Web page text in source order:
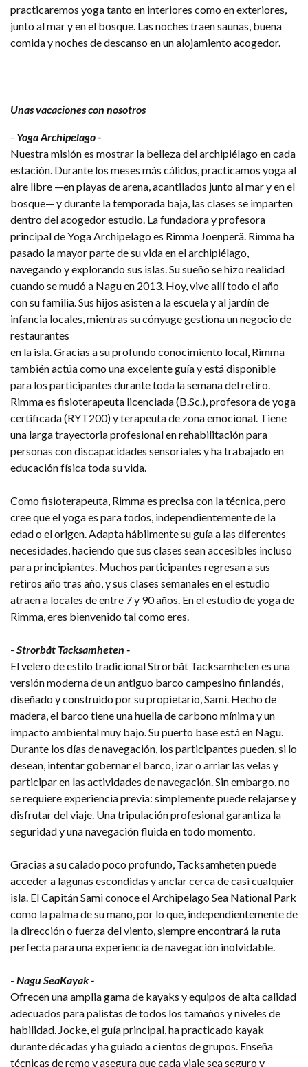
practicaremos yoga tanto en interiores como en exteriores,
junto al mar y en el bosque. Las noches traen saunas, buena
comida y noches de descanso en un alojamiento acogedor.
Unas vacaciones con nosotros
- Yoga Archipelago -
Nuestra misión es mostrar la belleza del archipiélago en cada
estación. Durante los meses más cálidos, practicamos yoga al
aire libre —en playas de arena, acantilados junto al mar y en el
bosque— y durante la temporada baja, las clases se imparten
dentro del acogedor estudio. La fundadora y profesora
principal de Yoga Archipelago es Rimma Joenperä. Rimma ha
pasado la mayor parte de su vida en el archipiélago,
navegando y explorando sus islas. Su sueño se hizo realidad
cuando se mudó a Nagu en 2013. Hoy, vive allí todo el año
con su familia. Sus hijos asisten a la escuela y al jardín de
infancia locales, mientras su cónyuge gestiona un negocio de
restaurantes
en la isla. Gracias a su profundo conocimiento local, Rimma
también actúa como una excelente guía y está disponible
para los participantes durante toda la semana del retiro.
Rimma es fisioterapeuta licenciada (B.Sc.), profesora de yoga
certificada (RYT200) y terapeuta de zona emocional. Tiene
una larga trayectoria profesional en rehabilitación para
personas con discapacidades sensoriales y ha trabajado en
educación física toda su vida.
Como fisioterapeuta, Rimma es precisa con la técnica, pero
cree que el yoga es para todos, independientemente de la
edad o el origen. Adapta hábilmente su guía a las diferentes
necesidades, haciendo que sus clases sean accesibles incluso
para principiantes. Muchos participantes regresan a sus
retiros año tras año, y sus clases semanales en el estudio
atraen a locales de entre 7 y 90 años. En el estudio de yoga de
Rimma, eres bienvenido tal como eres.
- Strorbåt Tacksamheten -
El velero de estilo tradicional Strorbåt Tacksamheten es una
versión moderna de un antiguo barco campesino finlandés,
diseñado y construido por su propietario, Sami. Hecho de
madera, el barco tiene una huella de carbono mínima y un
impacto ambiental muy bajo. Su puerto base está en Nagu.
Durante los días de navegación, los participantes pueden, si lo
desean, intentar gobernar el barco, izar o arriar las velas y
participar en las actividades de navegación. Sin embargo, no
se requiere experiencia previa: simplemente puede relajarse y
disfrutar del viaje. Una tripulación profesional garantiza la
seguridad y una navegación fluida en todo momento.
Gracias a su calado poco profundo, Tacksamheten puede
acceder a lagunas escondidas y anclar cerca de casi cualquier
isla. El Capitán Sami conoce el Archipelago Sea National Park
como la palma de su mano, por lo que, independientemente de
la dirección o fuerza del viento, siempre encontrará la ruta
perfecta para una experiencia de navegación inolvidable.
- Nagu SeaKayak -
Ofrecen una amplia gama de kayaks y equipos de alta calidad
adecuados para palistas de todos los tamaños y niveles de
habilidad. Jocke, el guía principal, ha practicado kayak
durante décadas y ha guiado a cientos de grupos. Enseña
técnicas de remo y asegura que cada viaje sea seguro y